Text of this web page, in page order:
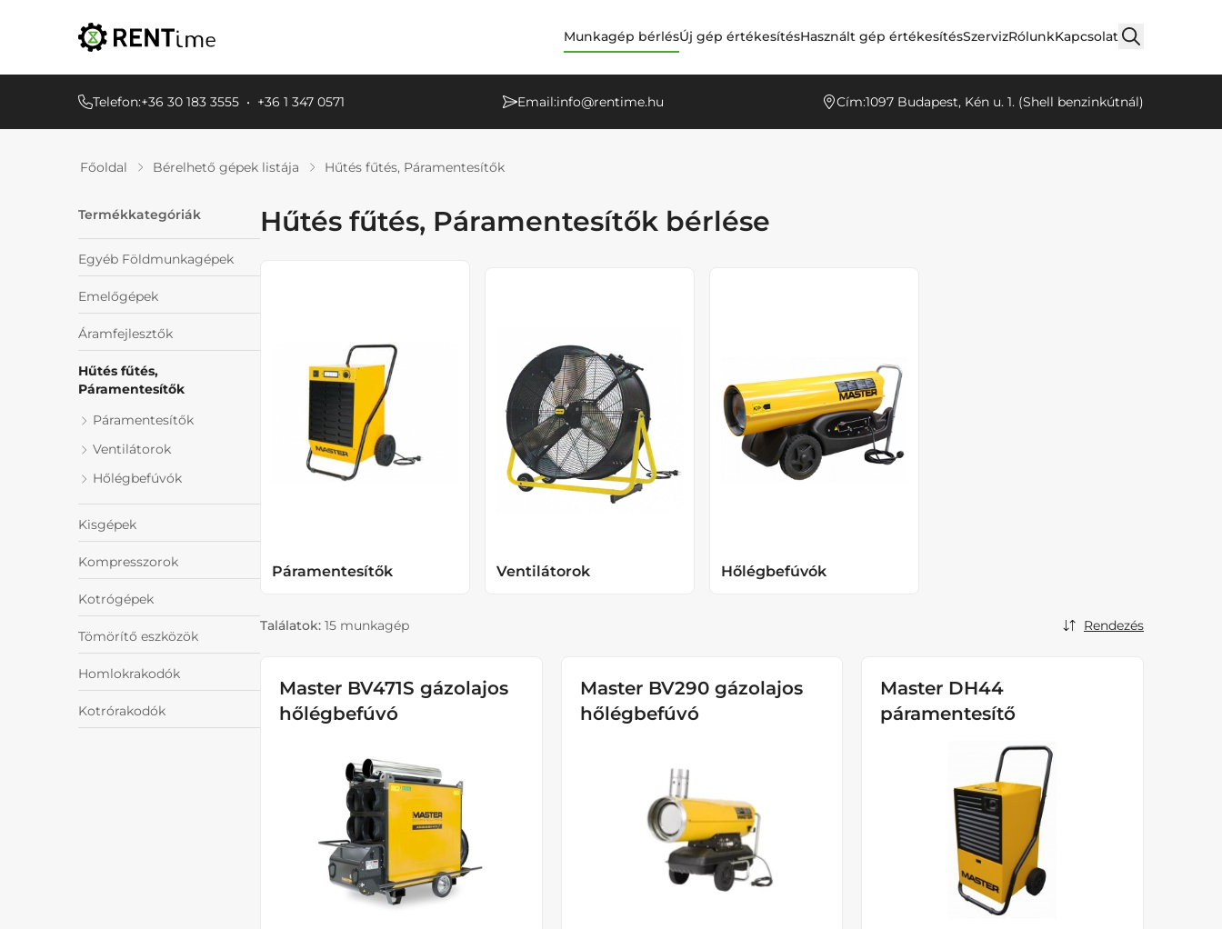
Munkagép bérlésÚj gép értékesítésHasznált gép értékesítésSzervizRólunkKapcsolat
Telefon:+36 30 183 3555 • +36 1 347 0571 Email:info@rentime.hu Cím:1097 Budapest, Kén u. 1. (Shell benzinkútnál)
Főoldal Bérelhető gépek listája Hűtés fűtés, Páramentesítők
Termékkategóriák
Egyéb Földmunkagépek
Emelőgépek
Áramfejlesztők
Hűtés fűtés,
Páramentesítők
Páramentesítők
Ventilátorok
Hőlégbefúvók
Kisgépek
Kompresszorok
Kotrógépek
Tömörítő eszközök
Homlokrakodók
Kotrórakodók
Hűtés fűtés, Páramentesítők bérlése
Páramentesítők Ventilátorok Hőlégbefúvók
Találatok: 15 munkagép Rendezés
Master BV471S gázolajos
hőlégbefúvó
Master BV290 gázolajos
hőlégbefúvó
Master DH44
páramentesítő